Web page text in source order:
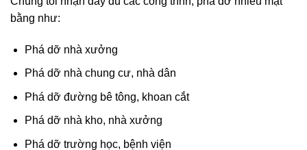
Chúng tôi nhận đầy đủ các công trình, phá dỡ nhiều mặt